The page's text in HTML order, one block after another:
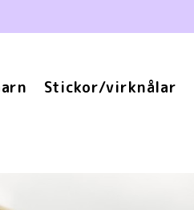
Stickor/virknålar